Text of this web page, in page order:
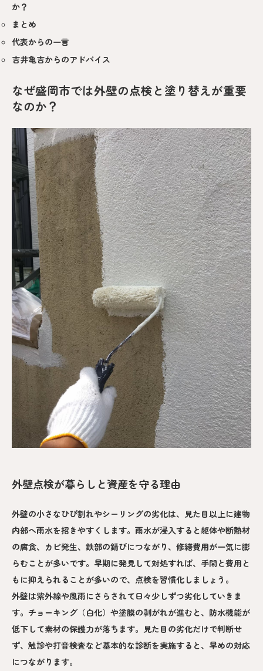
か？
まとめ
代表からの一言
吉井亀吉からのアドバイス
なぜ盛岡市では外壁の点検と塗り替えが重要
なのか？
外壁点検が暮らしと資産を守る理由
外壁の小さなひび割れやシーリングの劣化は、見た目以上に建物
内部へ雨水を招きやすくします。雨水が浸入すると躯体や断熱材
の腐食、カビ発生、鉄部の錆びにつながり、修繕費用が一気に膨
らむことが多いです。早期に発見して対処すれば、手間と費用と
もに抑えられることが多いので、点検を習慣化しましょう。
外壁は紫外線や風雨にさらされて日々少しずつ劣化していきま
す。チョーキング（白化）や塗膜の剥がれが進むと、防水機能が
低下して素材の保護力が落ちます。見た目の劣化だけで判断せ
ず、触診や打音検査など基本的な診断を実施すると、早めの対応
につながります。